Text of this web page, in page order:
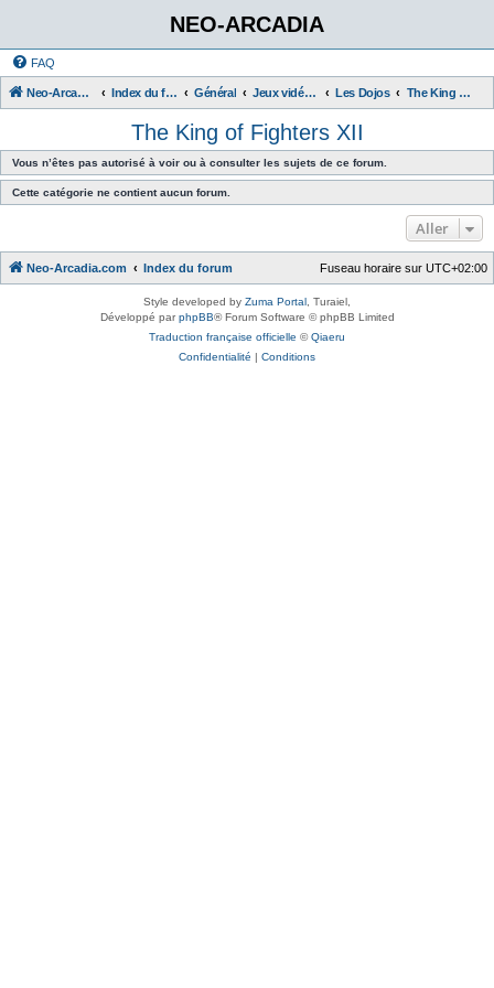
NEO-ARCADIA
FAQ
Neo-Arcadia.com Index du forum Général Jeux vidéo d'arcade Les Dojos The King of Fighters XII
The King of Fighters XII
Vous n’êtes pas autorisé à voir ou à consulter les sujets de ce forum.
Cette catégorie ne contient aucun forum.
Aller
Neo-Arcadia.com Index du forum Fuseau horaire sur UTC+02:00
Style developed by Zuma Portal , Turaiel,
Développé parphpBB® Forum Software © phpBB Limited
Traduction française officielle ©Qiaeru
Confidentialité | Conditions